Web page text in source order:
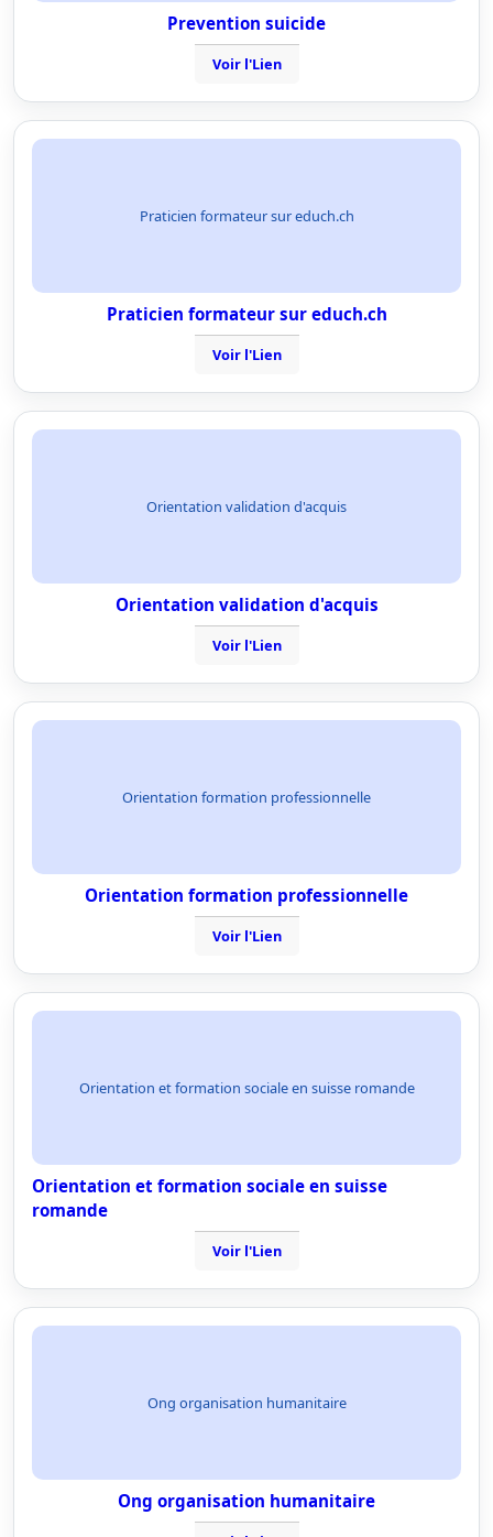
Prevention suicide
Voir l'Lien
Praticien formateur sur educh.ch
Praticien formateur sur educh.ch
Voir l'Lien
Orientation validation d'acquis
Orientation validation d'acquis
Voir l'Lien
Orientation formation professionnelle
Orientation formation professionnelle
Voir l'Lien
Orientation et formation sociale en suisse romande
Orientation et formation sociale en suisse
romande
Voir l'Lien
Ong organisation humanitaire
Ong organisation humanitaire